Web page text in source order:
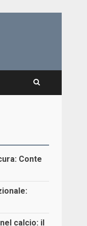
Conte
calcio: il